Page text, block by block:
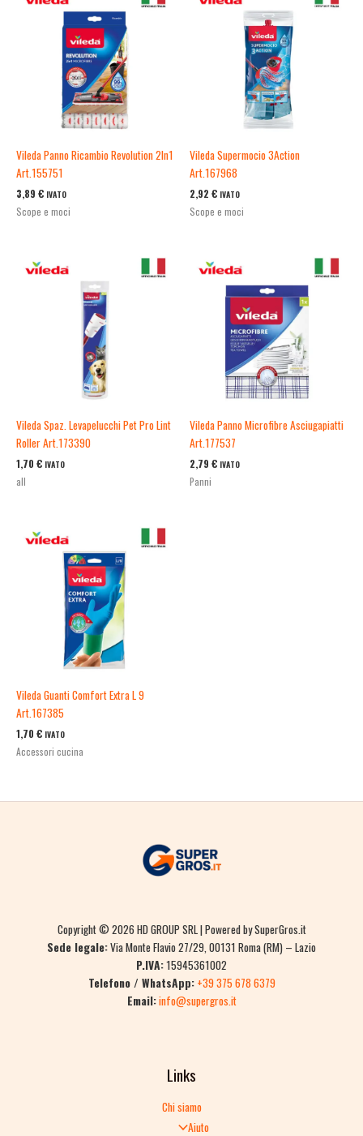
Vileda Panno Ricambio Revolution 2In1
Art.155751
3,89 € IVATO
Scope e moci
Vileda Supermocio 3Action
Art.167968
2,92 € IVATO
Scope e moci
Vileda Spaz. Levapelucchi Pet Pro Lint
Roller Art.173390
1,70 € IVATO
all
Vileda Panno Microfibre Asciugapiatti
Art.177537
2,79 € IVATO
Panni
Vileda Guanti Comfort Extra L 9
Art.167385
1,70 € IVATO
Accessori cucina
Copyright © 2026 HD GROUP SRL | Powered by SuperGros.it
Sede legale:Via Monte Flavio 27/29, 00131 Roma (RM) – Lazio
P.IVA:15945361002
Telefono / WhatsApp: +39 375 678 6379
Email:info@supergros.it
Links
Chi siamo
Aiuto